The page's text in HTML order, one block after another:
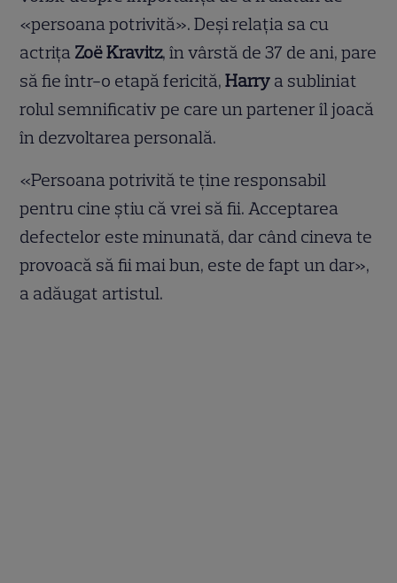
«persoana potrivită». Deși relația sa cu
actrița Zoë Kravitz, în vârstă de 37 de ani, pare
să fie într-o etapă fericită,Harry a subliniat
rolul semnificativ pe care un partener îl joacă
în dezvoltarea personală.
«Persoana potrivită te ține responsabil
pentru cine știu că vrei să fii. Acceptarea
defectelor este minunată, dar când cineva te
provoacă să fii mai bun, este de fapt un dar»,
a adăugat artistul.